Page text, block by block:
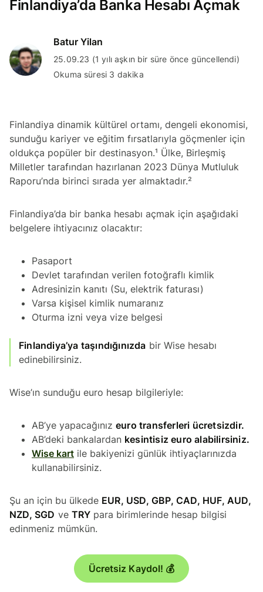
Finlandiya’da Banka Hesabı Açmak
Batur Yilan
25.09.23 (1 yılı aşkın bir süre önce güncellendi)
Okuma süresi 3 dakika
Finlandiya dinamik kültürel ortamı, dengeli ekonomisi,
sunduğu kariyer ve eğitim fırsatlarıyla göçmenler için
oldukça popüler bir destinasyon.¹ Ülke, Birleşmiş
Milletler tarafından hazırlanan 2023 Dünya Mutluluk
Raporu’nda birinci sırada yer almaktadır.²
Finlandiya’da bir banka hesabı açmak için aşağıdaki
belgelere ihtiyacınız olacaktır:
Pasaport
Devlet tarafından verilen fotoğraflı kimlik
Adresinizin kanıtı (Su, elektrik faturası)
Varsa kişisel kimlik numaranız
Oturma izni veya vize belgesi
Finlandiya’ya taşındığınızda bir Wise hesabı
edinebilirsiniz.
Wise’ın sunduğu euro hesap bilgileriyle:
AB’ye yapacağınız euro transferleri ücretsizdir.
AB’deki bankalardan kesintisiz euro alabilirsiniz.
Wise kart ile bakiyenizi günlük ihtiyaçlarınızda
kullanabilirsiniz.
Şu an için bu ülkede EUR, USD, GBP, CAD, HUF, AUD,
NZD, SGD ve TRY para birimlerinde hesap bilgisi
edinmeniz mümkün.
Ücretsiz Kaydol! 💰